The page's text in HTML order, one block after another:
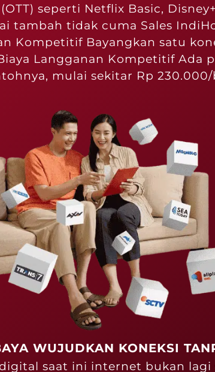
seperti Netflix Basic,
tambah tidak cuma Sales
Kompetitif Bayangkan satu
Langganan Kompetitif Ada
mulai sekitar Rp
WUJUDKAN KONEKSI
saat ini internet bukan